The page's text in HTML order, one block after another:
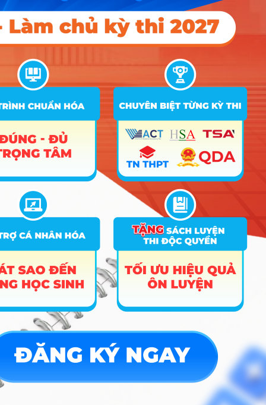
Ghi chú: Dữ liệu điểm chuẩn là xét tuyển bằng
phương thức tốt nghiệp THPT
Hiểu đúng về ngành Kỹ thuật
hình ảnh y học
Nếu bác sĩ là “thám tử” tìm bệnh thì bạn chính là
người cung cấp “bằng chứng” sống động nhất bằng
cách sử dụng các thiết bị công nghệ cao như X-
quang, CT, MRI để soi thấu bên trong cơ thể. Công
việc thực tế của bạn không phải là ngồi kê đơn
thuốc mà là trực tiếp điều khiển máy móc, căn chỉnh
tư thế bệnh nhân và xử lý hình ảnh sao cho sắc nét
nhất để bác sĩ đưa ra kết luận chính xác. Hiểu đơn
giản, bạn là những “nhiếp ảnh gia” đặc biệt trong
ngành y, chuyên chụp lại những góc khuất mà mắt
thường không bao giờ thấy được của con người.
Ngành Kỹ thuật hình ảnh y
học học những môn gì? Có
khó không?
Bạn sẽ tập trung vào 3 nhóm kiến thức thực tế: Giải
phẫu (để thuộc lòng từng bộ phận trong cơ thể), Vật
lý phóng xạ (để điều khiển máy an toàn) và Kỹ thuật